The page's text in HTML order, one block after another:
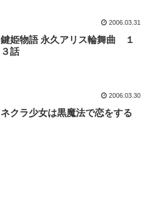
2006.03.31
鍵姫物語 永久アリス輪舞曲 １
３話
2006.03.30
ネクラ少女は黒魔法で恋をする